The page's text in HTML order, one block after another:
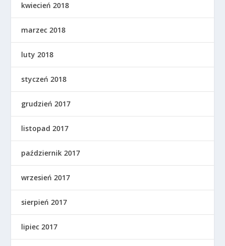
kwiecień 2018
marzec 2018
luty 2018
styczeń 2018
grudzień 2017
listopad 2017
październik 2017
wrzesień 2017
sierpień 2017
lipiec 2017